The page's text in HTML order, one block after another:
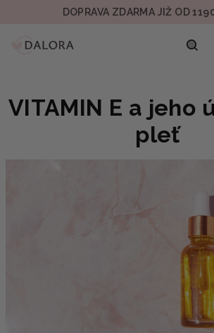
DOPRAVA ZDARMA JIŽ OD 1190 KČ
VITAMIN E a jeho
pleť